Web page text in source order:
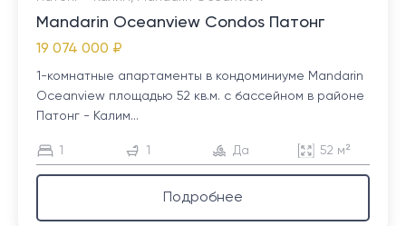
Mandarin Oceanview Condos Патонг
19 074 000 ₽
1-комнатные апартаменты в кондоминиуме Mandarin
Oceanview площадью 52 кв.м. с бассейном в районе
Патонг - Калим...
1 1 Да 52 м²
Подробнее